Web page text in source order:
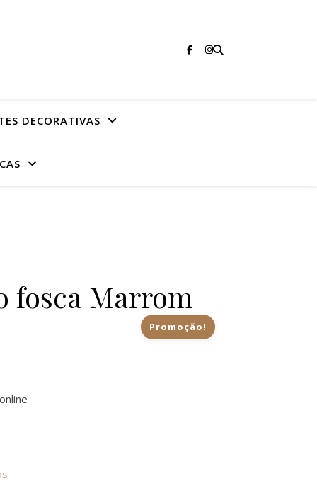
DECORATIVAS
Promoção!
fosca Marrom
Marrom 531